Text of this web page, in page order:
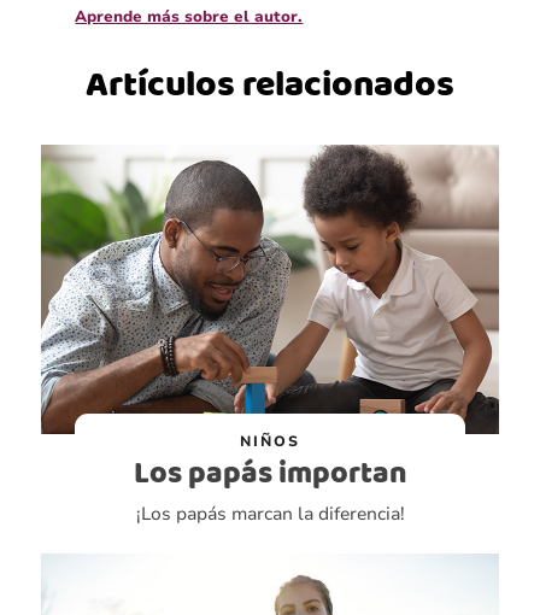
Aprende más sobre el autor.
Artículos relacionados
NIÑOS
Los papás importan
¡Los papás marcan la diferencia!